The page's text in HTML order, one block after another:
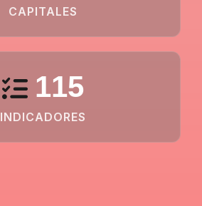
CAPITALES
115
INDICADORES